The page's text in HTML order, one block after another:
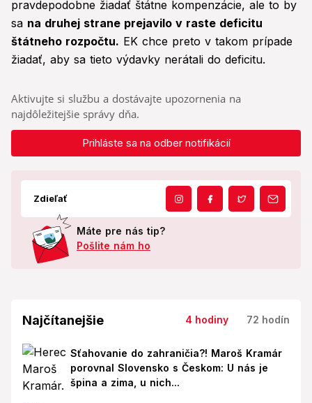
pravdepodobne žiadať štátne kompenzácie, ale to by
sa na druhej strane prejavilo v raste deficitu
štátneho rozpočtu. EK chce preto v takom prípade
žiadať, aby sa tieto výdavky nerátali do deficitu.
Aktivujte si službu a dostávajte upozornenia na
najdôležitejšie správy dňa.
Prihláste sa na odber notifikácií
Zdieľať
Máte pre nás tip?
Pošlite nám ho
Najčítanejšie 4 hodiny 72 hodín
Sťahovanie do zahraničia?! Maroš Kramár
porovnal Slovensko s Českom: U nás je
špina a zima, u nich...